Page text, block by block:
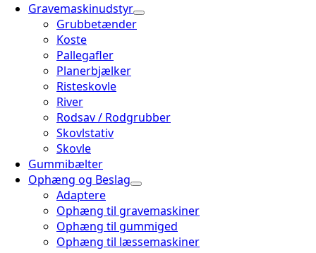
Gravemaskinudstyr
Grubbetænder
Koste
Pallegafler
Planerbjælker
Risteskovle
River
Rodsav / Rodgrubber
Skovlstativ
Skovle
Gummibælter
Ophæng og Beslag
Adaptere
Ophæng til gravemaskiner
Ophæng til gummiged
Ophæng til læssemaskiner